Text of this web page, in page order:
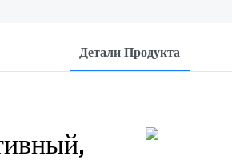
Детали Продукта